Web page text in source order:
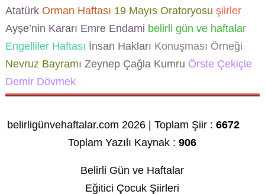
AtatürkOrman Haftası 19 Mayıs Oratoryosu şiirler
Ayşe’nin Kararı Emre Endami belirli gün ve haftalar
Engelliler Haftası İnsan Hakları Konuşması Örneği
Nevruz Bayramı Zeynep Çağla Kumru Örste Çekiçle
Demir Dövmek
belirligünvehaftalar.com 2026 | Toplam Şiir :6672
Toplam Yazılı Kaynak :906
Belirli Gün ve Haftalar
Eğitici Çocuk Şiirleri